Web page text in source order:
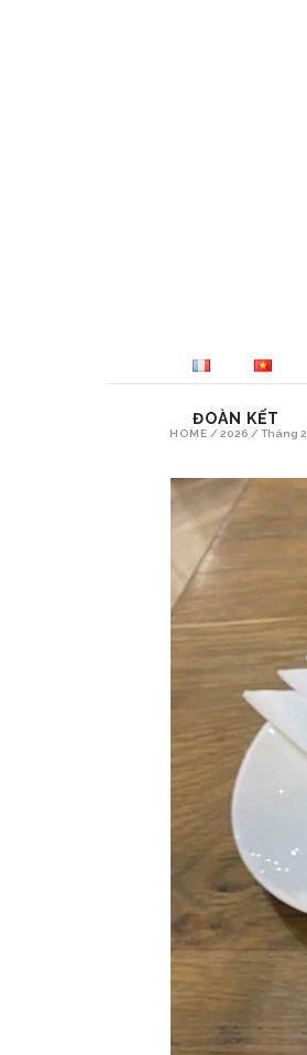
ĐOÀN KẾT
HOME / 2026 / Tháng 2